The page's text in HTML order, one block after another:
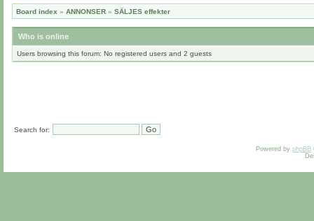
Board index » ANNONSER » SÄLJES effekter
Who is online
Users browsing this forum: No registered users and 2 guests
Search for:
Powered by phpBB